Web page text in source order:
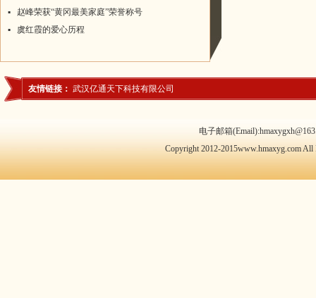
▪
赵峰荣获“黄冈最美家庭”荣誉称号
▪
虞红霞的爱心历程
友情链接： 武汉亿通天下科技有限公司
电子邮箱
Copyright 2012-2015www.hmaxyg.com